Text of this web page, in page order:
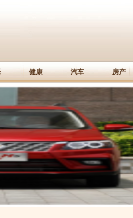
健康 汽车 房产